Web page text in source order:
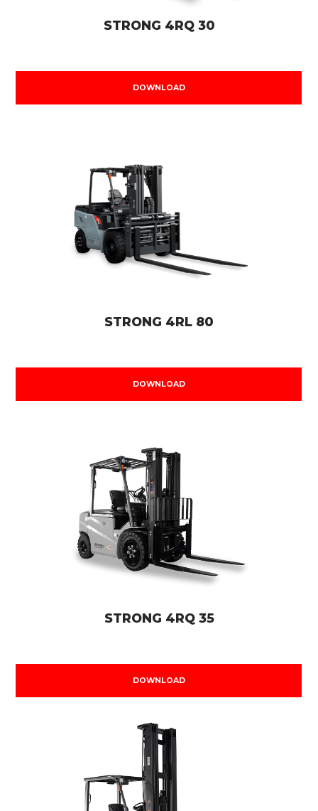
STRONG 4RQ 30
DOWNLOAD
STRONG 4RL 80
DOWNLOAD
STRONG 4RQ 35
DOWNLOAD